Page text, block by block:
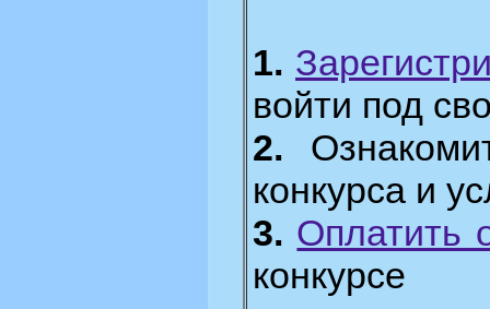
1.
войти под
2.
конкурса и
3. Оплатить
конкурсе